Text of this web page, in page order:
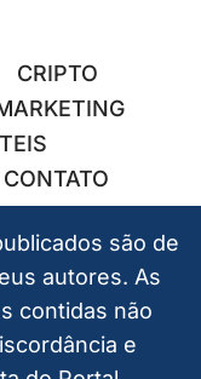
CRIPTO
CONTATO
são de
autores. As
contidas não
e